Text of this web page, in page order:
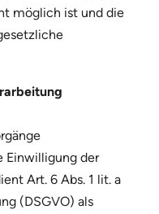
möglich ist und die
Einwilligung der
Art. 6 Abs. 1 lit. a
(DSGVO) als